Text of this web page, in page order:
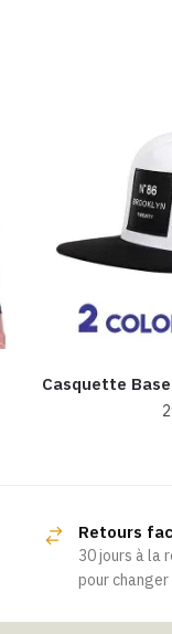
Casquette
Retours
30 jours à la
pour changer